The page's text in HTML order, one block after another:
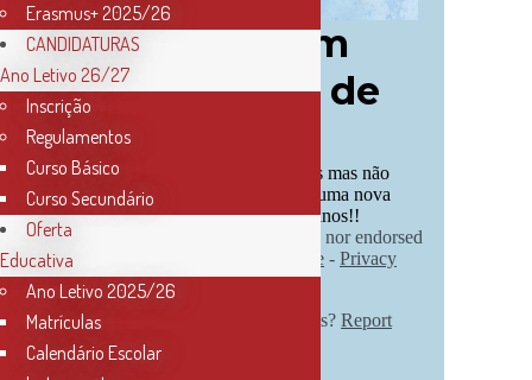
Erasmus+ 2025/26
CANDIDATURAS
Ano Letivo 26/27
Inscrição
Regulamentos
Curso Básico
Curso Secundário
Oferta
Educativa
Ano Letivo 2025/26
Matrículas
Calendário Escolar